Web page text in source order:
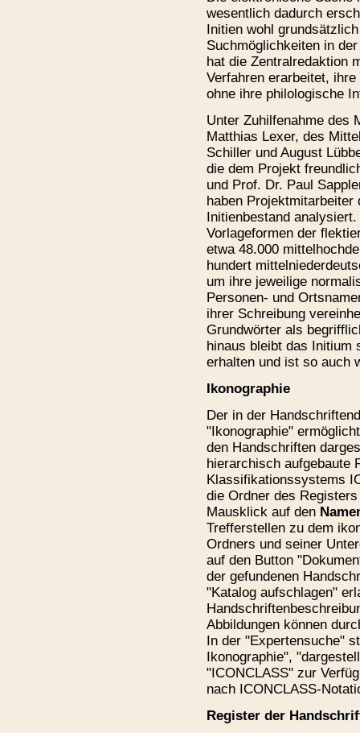
wesentlich dadurch
Initien wohl
Suchmöglichkeiten in
hat die Zentralredaktion
Verfahren erarbeitet,
ohne ihre philologische
Unter Zuhilfenahme des
Matthias Lexer, des
Schiller und August
die dem Projekt
und Prof. Dr. Paul
haben
Initienbestand
Vorlageformen der
etwa 48.000
hundert
um ihre jeweilige
Personen- und
ihrer Schreibung
Grundwörter als
hinaus bleibt das Initium
erhalten und ist so auch
Ikonographie
Der in der
"Ikonographie"
den Handschriften
hierarchisch aufgebaute
Klassifikationssystems
die Ordner des
Mausklick auf den
Trefferstellen zu dem
Ordners und seiner
auf den Button
der gefundenen
"Katalog aufschlagen"
Abbildungen können
In der "Expertensuche"
Ikonographie",
"ICONCLASS" zur
nach ICONCLASS-
Register der